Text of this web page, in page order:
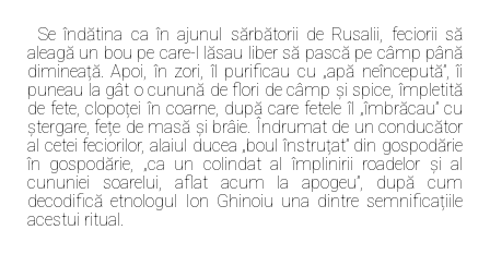
Se îndătina ca în ajunul sărbătorii de Rusalii, feciorii să
aleagă un bou pe care-l lăsau liber să pască pe câmp până
dimineață. Apoi, în zori, îl purificau cu „apă neîncepută”, îi
puneau la gât o cunună de flori de câmp și spice, împletită
de fete, clopoței în coarne, după care fetele îl „îmbrăcau” cu
ștergare, fețe de masă și brâie. Îndrumat de un conducător
al cetei feciorilor, alaiul ducea „boul înstruțat” din gospodărie
în gospodărie, „ca un colindat al împlinirii roadelor și al
cununiei soarelui, aflat acum la apogeu”, după cum
decodifică etnologul Ion Ghinoiu una dintre semnificațiile
acestui ritual.